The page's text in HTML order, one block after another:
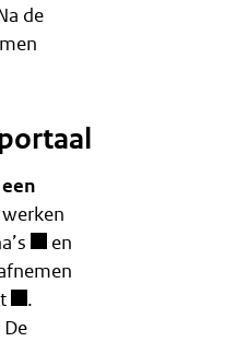
de
en
.